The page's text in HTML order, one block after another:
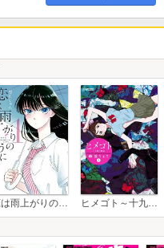
恋は雨上がりのように ヒメゴト～十九歳の制服～